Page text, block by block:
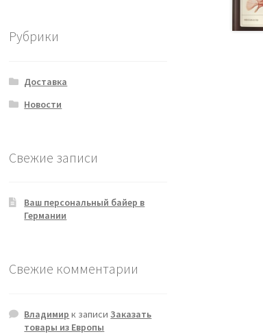
Рубрики
Доставка
Новости
Свежие записи
Ваш персональный байер в
Германии
Свежие комментарии
Владимир к записиЗаказать
товары из Европы